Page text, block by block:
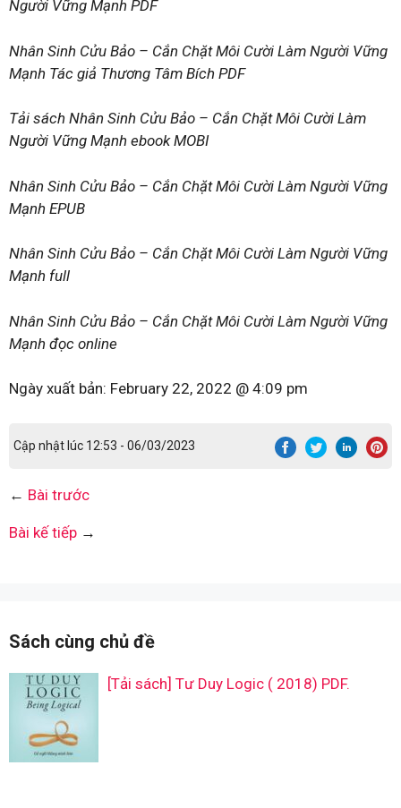
Người Vững Mạnh PDF
Nhân Sinh Cửu Bảo – Cắn Chặt Môi Cười Làm Người Vững
Mạnh Tác giả Thương Tâm Bích PDF
Tải sách Nhân Sinh Cửu Bảo – Cắn Chặt Môi Cười Làm
Người Vững Mạnh ebook MOBI
Nhân Sinh Cửu Bảo – Cắn Chặt Môi Cười Làm Người Vững
Mạnh EPUB
Nhân Sinh Cửu Bảo – Cắn Chặt Môi Cười Làm Người Vững
Mạnh full
Nhân Sinh Cửu Bảo – Cắn Chặt Môi Cười Làm Người Vững
Mạnh đọc online
Ngày xuất bản: February 22, 2022 @ 4:09 pm
Cập nhật lúc 12:53 - 06/03/2023
← Bài trước
Bài kế tiếp →
Sách cùng chủ đề
[Tải sách] Tư Duy Logic ( 2018) PDF.